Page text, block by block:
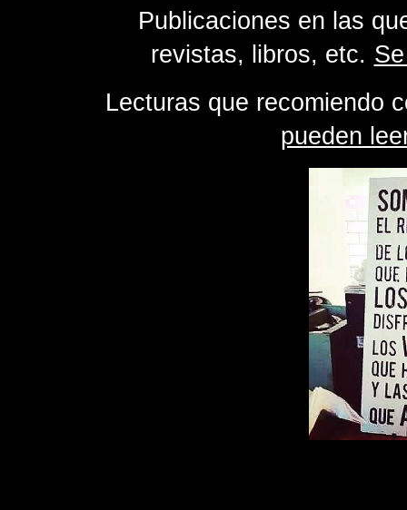
Publicaciones en las
revistas, libros, etc.
Lecturas que recomiendo
pueden